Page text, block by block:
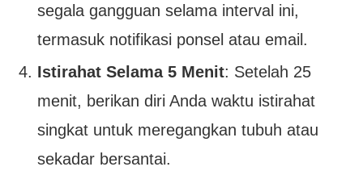
segala gangguan selama interval ini,
termasuk notifikasi ponsel atau email.
Istirahat Selama 5 Menit: Setelah 25
menit, berikan diri Anda waktu istirahat
singkat untuk meregangkan tubuh atau
sekadar bersantai.